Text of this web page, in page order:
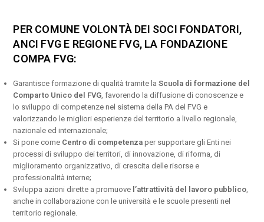
PER COMUNE VOLONTÀ DEI SOCI FONDATORI,
ANCI FVG E REGIONE FVG, LA FONDAZIONE
COMPA FVG:
Garantisce formazione di qualità tramite laScuola di formazione del
Comparto Unico del FVG , favorendo la diffusione di conoscenze e
lo sviluppo di competenze nel sistema della PA del FVG e
valorizzando le migliori esperienze del territorio a livello regionale,
nazionale ed internazionale;
Si pone come Centro di competenza per supportare gli Enti nei
processi di sviluppo dei territori, di innovazione, di riforma, di
miglioramento organizzativo, di crescita delle risorse e
professionalità interne;
Sviluppa azioni dirette a promuove l’attrattività del lavoro pubblico
anche in collaborazione con le università e le scuole presenti nel
territorio regionale.